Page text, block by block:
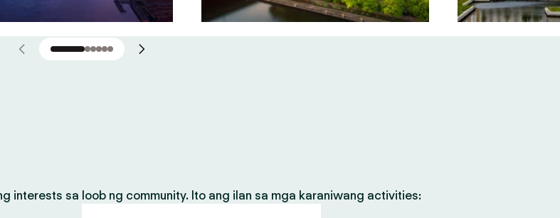
interests sa loob ng community. Ito ang ilan sa mga karaniwang activities: